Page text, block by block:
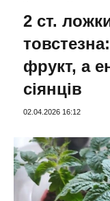
2 ст.
фрукт, а
сіянців
02.04.2026 16:12